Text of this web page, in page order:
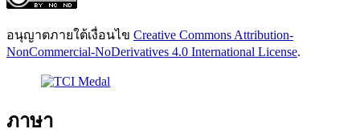
อนุญาตภายใต้เงื่อนไข Creative Commons Attribution-
NonCommercial-NoDerivatives 4.0 International License.
ภาษา